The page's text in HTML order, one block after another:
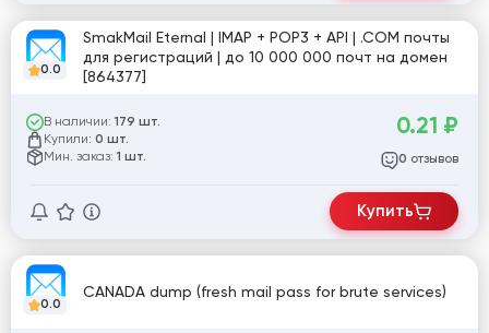
0.0
SmakMail Eternal | IMAP + POP3 + API | .COM почты
для регистраций | до 10 000 000 почт на домен
[864377]
В наличии: 179 шт.
Купили: 0 шт.
Мин. заказ: 1 шт.
0.21 ₽
0 отзывов
Купить
0.0
CANADA dump (fresh mail pass for brute services)